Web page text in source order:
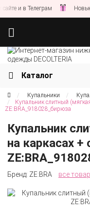
и в Телеграм Новые
Каталог
Купальники
Купальник слитный
ZE:BRA_918028_бирюза
Купальник
на каркасах +
Бренд: ZE:BRA все